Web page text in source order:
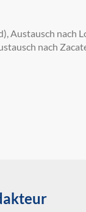
Austausch nach
nach